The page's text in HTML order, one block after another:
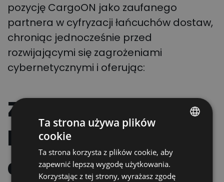
pozycję CargoON jako zaufanego
partnera w cyfryzacji łańcuchów dostaw,
chroniąc jednocześnie przed
rozwijającymi się zagrożeniami
cybernetycznymi i oferując:
Zwiększone
bezpieczeństwo
danych
ENGLISH
Ta strona używa plików
cookie
Ta strona korzysta z plików cookie, aby
zapewnić lepszą wygodę użytkowania.
Korzystając z tej strony, wyrażasz zgodę